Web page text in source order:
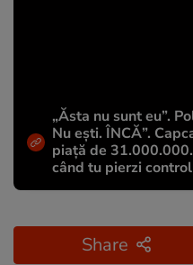
„Ăsta nu sunt eu”.
Nu ești. ÎNCĂ”.
piață de
când tu pierzi
Share